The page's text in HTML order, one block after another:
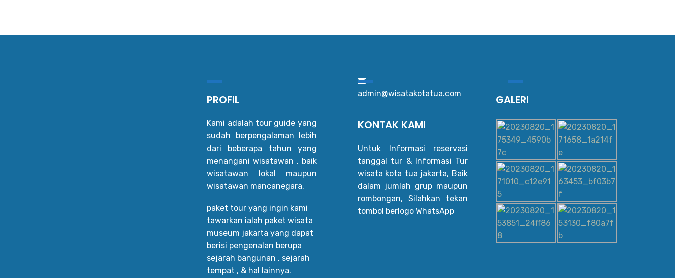
PROFIL
Kami adalah tour guide yang
sudah berpengalaman lebih
dari beberapa tahun yang
menangani wisatawan , baik
wisatawan lokal maupun
wisatawan mancanegara.
paket tour yang ingin kami
tawarkan ialah paket wisata
museum jakarta yang dapat
berisi pengenalan berupa
sejarah bangunan , sejarah
tempat , & hal lainnya.
admin@wisatakotatua.com
KONTAK KAMI
Untuk Informasi reservasi
tanggal tur & Informasi Tur
wisata kota tua jakarta, Baik
dalam jumlah grup maupun
rombongan, Silahkan tekan
tombol berlogo WhatsApp
GALERI